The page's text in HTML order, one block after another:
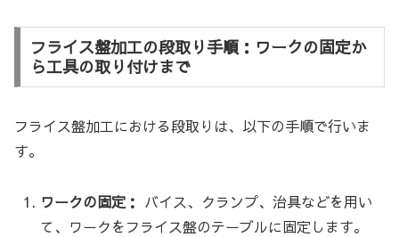
フライス盤加工の段取り手順：ワークの固定か
ら工具の取り付けまで
フライス盤加工における段取りは、以下の手順で行いま
す。
ワークの固定： バイス、クランプ、治具などを用い
て、ワークをフライス盤のテーブルに固定します。